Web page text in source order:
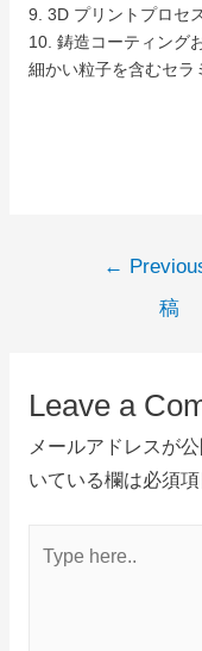
9. 3D プリントプロセス
10. 鋳造コーティング
細かい粒子を含むセラ
←
稿
Leave a
メールアドレスが
いている欄は必須